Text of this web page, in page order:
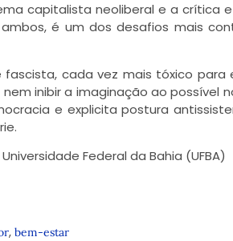
capitalista neoliberal e a crítica
é um dos desafios mais
cada vez mais tóxico para
inibir a imaginação ao possível
e explicita postura
Federal da Bahia (UFBA)
, bem-estar